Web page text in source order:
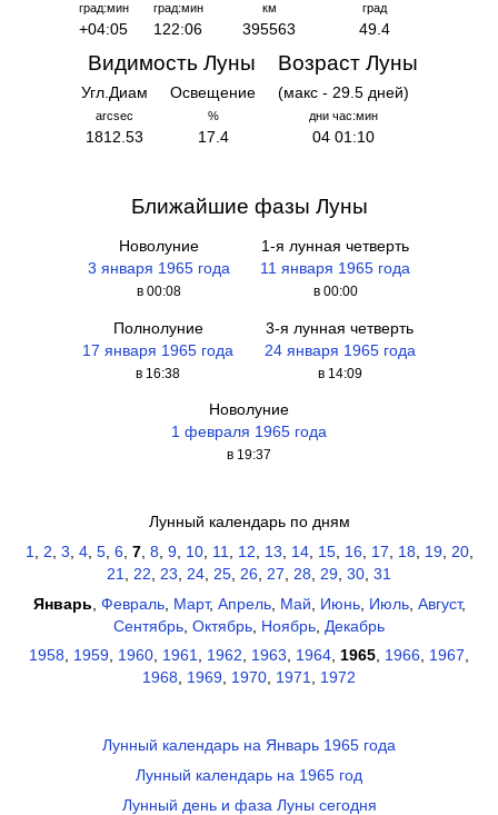
град:мин
+04:05
град:мин
122:06
км
395563
град
49.4
Видимость Луны
Угл.Диам
arcsec
1812.53
Освещение
%
17.4
Возраст Луны
(макс - 29.5 дней)
дни час:мин
04 01:10
Ближайшие фазы Луны
Новолуние
3 января 1965 года
в 00:08
1-я лунная четверть
11 января 1965 года
в 00:00
Полнолуние
17 января 1965 года
в 16:38
3-я лунная четверть
24 января 1965 года
в 14:09
Новолуние
1 февраля 1965 года
в 19:37
Лунный календарь по дням
1
2 3 4, 5, 6, 7, 8 9, 10, 11 12 13 14, 15, 16, 17 18 19, 20,
21
22 23 24 25 26 27 28 29 30 31
Январь Февраль, Март, Апрель, Май Июнь, Июль, Август,
Сентябрь Октябрь Ноябрь Декабрь
1958, 1959, 1960, 1961, 1962, 1963, 1964, 1965, 1966, 1967,
1968, 1969, 1970, 1971, 1972
Лунный календарь на Январь 1965 года
Лунный календарь на 1965 год
Лунный день и фаза Луны сегодня